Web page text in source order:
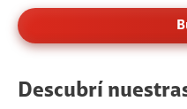
Descubrí